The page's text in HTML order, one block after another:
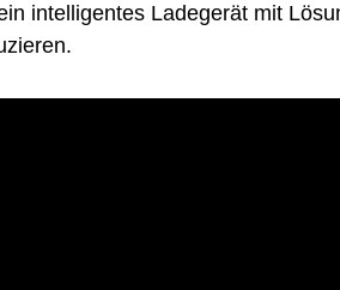
intelligentes Ladegerät mit